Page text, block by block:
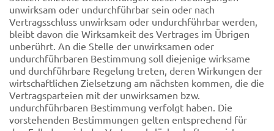
unwirksam oder undurchführbar sein oder nach
Vertragsschluss unwirksam oder undurchführbar werden,
bleibt davon die Wirksamkeit des Vertrages im Übrigen
unberührt. An die Stelle der unwirksamen oder
undurchführbaren Bestimmung soll diejenige wirksame
und durchführbare Regelung treten, deren Wirkungen der
wirtschaftlichen Zielsetzung am nächsten kommen, die die
Vertragsparteien mit der unwirksamen bzw.
undurchführbaren Bestimmung verfolgt haben. Die
vorstehenden Bestimmungen gelten entsprechend für